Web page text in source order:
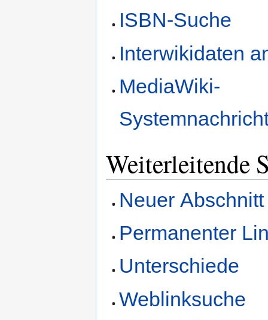
ISBN-Suche
Interwikidaten
MediaWiki-
Weiterleitende
Neuer Abschnitt
Permanenter
Unterschiede
Weblinksuche